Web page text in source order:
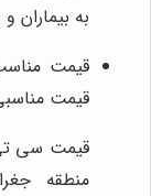
به بیماران
قیمت
قیمت
قیمت سی
منطقه